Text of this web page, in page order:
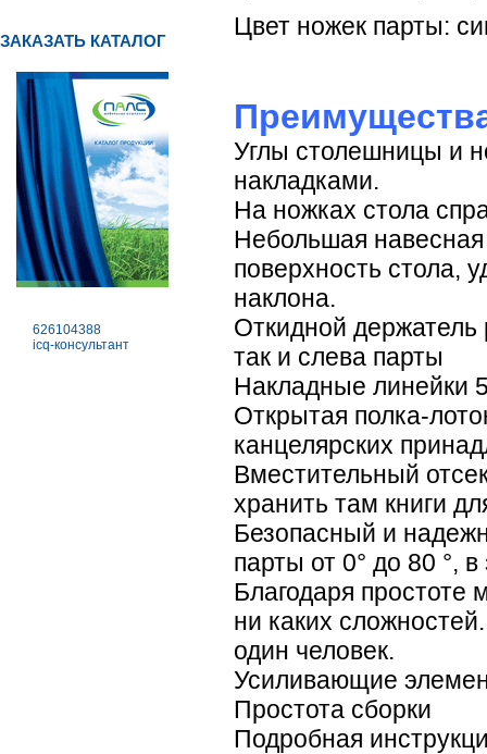
ЗАКАЗАТЬ КАТАЛОГ
626104388
icq-консультант
Цвет ножек парты:
Углы столешницы и
накладками.
На ножках стола
Небольшая навесная
поверхность стола,
наклона.
Откидной держатель
так и слева парты
Накладные линейки
Открытая полка-
канцелярских
Вместительный
хранить там книги
Безопасный и
парты от 0° до 80 °,
Благодаря простоте
ни каких
один человек.
Усиливающие
Простота сборки
Подробная